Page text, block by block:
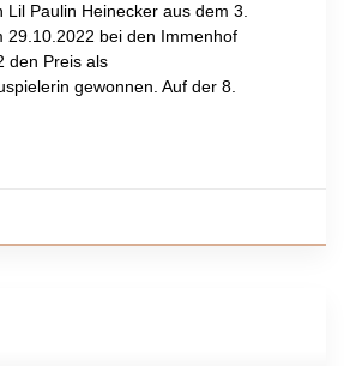
Lil Paulin Heinecker aus dem 3.
29.10.2022 bei den Immenhof
den Preis als
gewonnen. Auf der 8.